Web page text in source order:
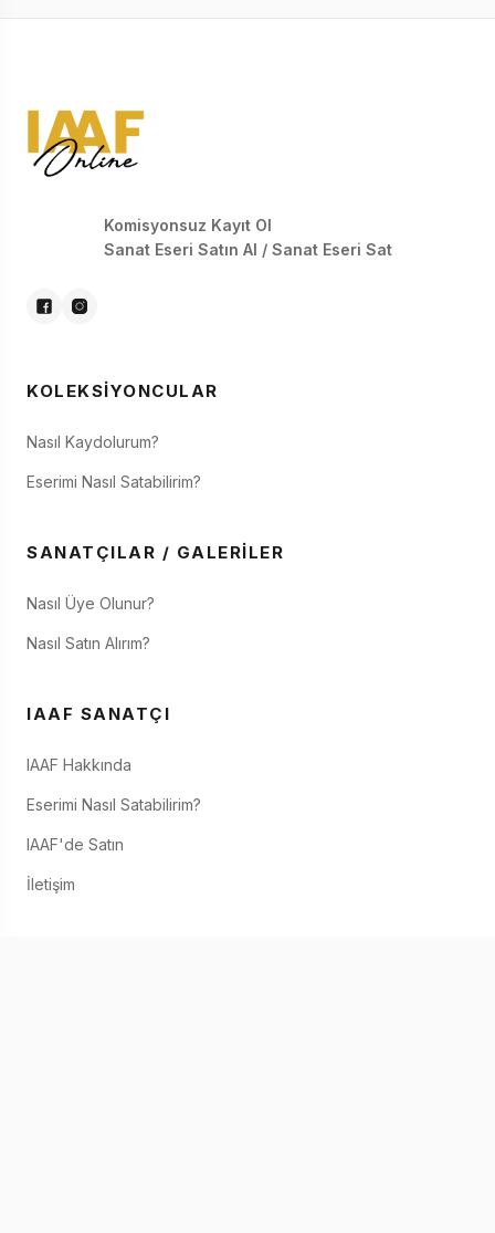
Komisyonsuz Kayıt Ol
Sanat Eseri Satın Al / Sanat Eseri Sat
KOLEKSIYONCULAR
Nasıl Kaydolurum?
Eserimi Nasıl Satabilirim?
SANATÇILAR / GALERILER
Nasıl Üye Olunur?
Nasıl Satın Alırım?
IAAF SANATÇI
IAAF Hakkında
Eserimi Nasıl Satabilirim?
IAAF'de Satın
İletişim